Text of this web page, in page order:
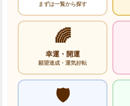
まずは一覧から探す
🌈
幸運・開運
願望達成・運気好転
🛡️